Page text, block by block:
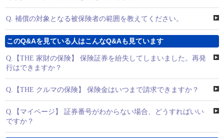
Q. 補償の対象となる被保険者の範囲を教えてください。
このQ&Aを見ている人はこんなQ&Aも見ています
Q. 【THE 家財の保険】 保険証券を紛失してしまいました。再発
行はできますか？
Q. 【THE クルマの保険】 保険金はいつまで請求できますか？
Q. 【マイページ】 証券番号がわからない場合、どうすればいい
ですか？